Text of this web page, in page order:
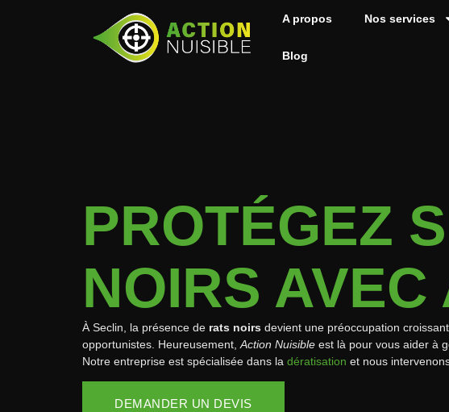
A propos Nos services
Blog
PROTÉGEZ
NOIRS
À Seclin, la présence de rats noirs devient une préoccupation
opportunistes. Heureusement, Action Nuisible est là pour vous aider à
Notre entreprise est spécialisée dans la dératisation et nous
DEMANDER UN DEVIS